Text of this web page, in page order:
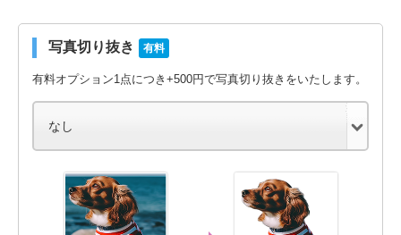
写真切り抜き 有料
有料オプション1点につき+500円で写真切り抜きをいたします。